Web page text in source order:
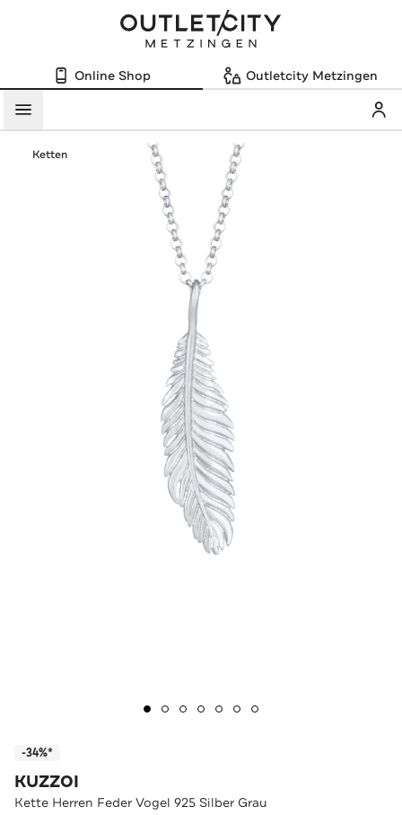
Online Shop Outletcity Metzingen
Menü
Ketten
-34%*
KUZZOI
Kette Herren Feder Vogel 925 Silber Grau